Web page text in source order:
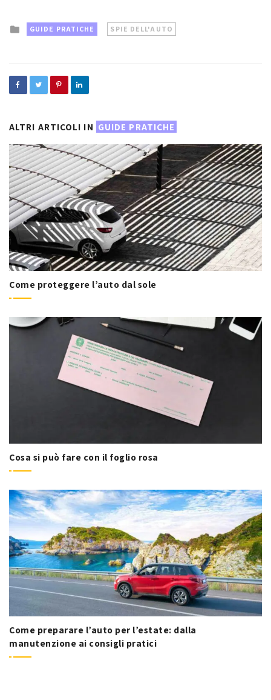
Posted
in
GUIDE PRATICHE SPIE DELL'AUTO
ALTRI ARTICOLI IN GUIDE PRATICHE
Come proteggere l’auto dal sole
Cosa si può fare con il foglio rosa
Come preparare l’auto per l’estate: dalla
manutenzione ai consigli pratici